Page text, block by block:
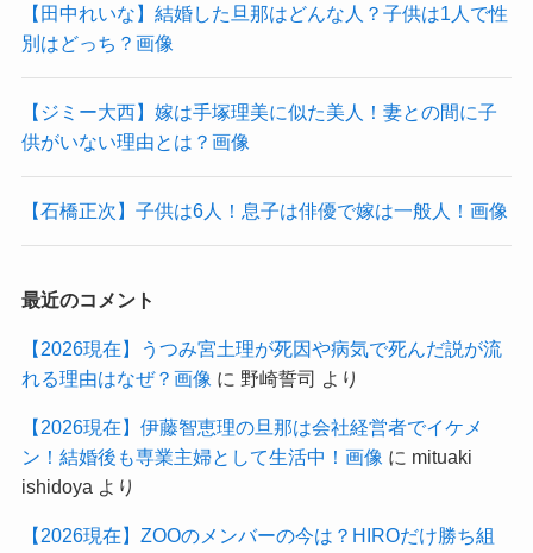
【田中れいな】結婚した旦那はどんな人？子供は1人で性
別はどっち？画像
【ジミー大西】嫁は手塚理美に似た美人！妻との間に子
供がいない理由とは？画像
【石橋正次】子供は6人！息子は俳優で嫁は一般人！画像
最近のコメント
【2026現在】うつみ宮土理が死因や病気で死んだ説が流
れる理由はなぜ？画像 に 野崎誓司 より
【2026現在】伊藤智恵理の旦那は会社経営者でイケメ
ン！結婚後も専業主婦として生活中！画像 に mituaki
ishidoya より
【2026現在】ZOOのメンバーの今は？HIROだけ勝ち組